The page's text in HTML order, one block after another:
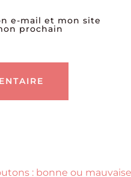
e-mail et mon site
prochain
: bonne ou mauvaise